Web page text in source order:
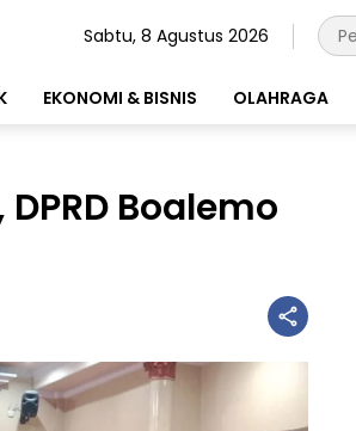
Sabtu, 8 Agustus 2026
EKONOMI & BISNIS OLAHRAGA
Boalemo